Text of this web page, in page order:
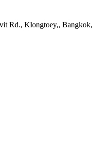
Rd., Klongtoey,, Bangkok,